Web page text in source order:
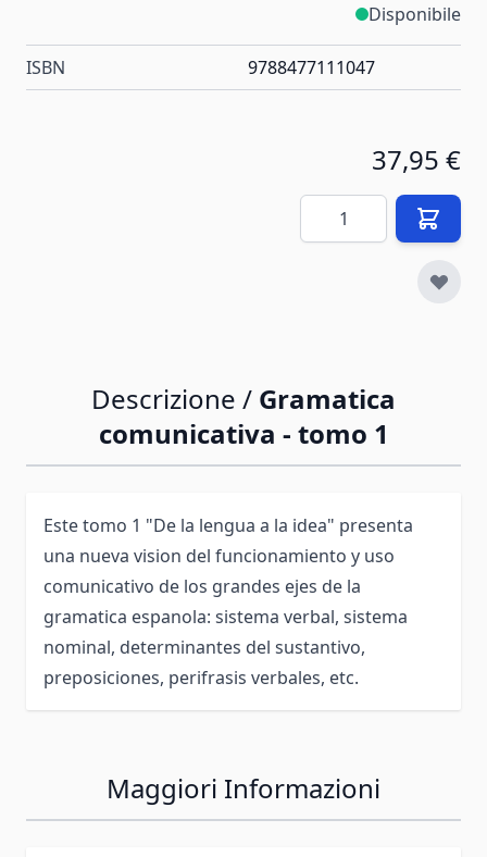
Disponibile
ISBN 9788477111047
37,95 €
Quantità
Descrizione / Gramatica
comunicativa - tomo 1
Este tomo 1 "De la lengua a la idea" presenta
una nueva vision del funcionamiento y uso
comunicativo de los grandes ejes de la
gramatica espanola: sistema verbal, sistema
nominal, determinantes del sustantivo,
preposiciones, perifrasis verbales, etc.
Maggiori Informazioni